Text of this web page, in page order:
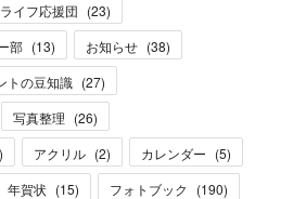
イフ応援団 (23)
部 (13) お知らせ (38)
トの豆知識 (27)
写真整理 (26)
) アクリル (2) カレンダー (5)
年賀状 (15) フォトブック (190)